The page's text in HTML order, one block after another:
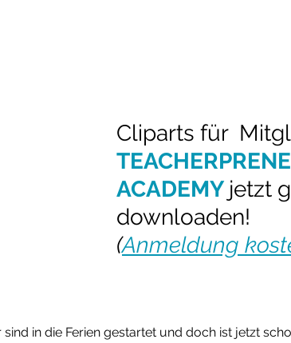
Cliparts für
ACADEMY jetzt
downloaden!
(Anmeldung
in die Ferien gestartet und doch ist jetzt